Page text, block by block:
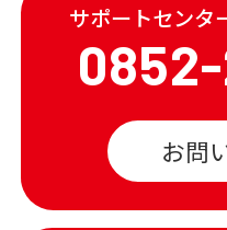
サポートセンタ
お問